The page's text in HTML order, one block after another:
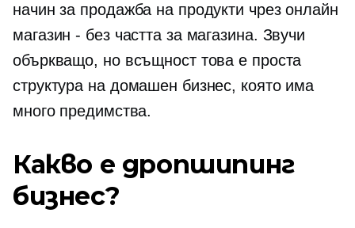
начин за продажба на продукти чрез онлайн
магазин - без частта за магазина. Звучи
объркващо, но всъщност това е проста
структура на домашен бизнес, която има
много предимства.
Какво е дропшипинг
бизнес?